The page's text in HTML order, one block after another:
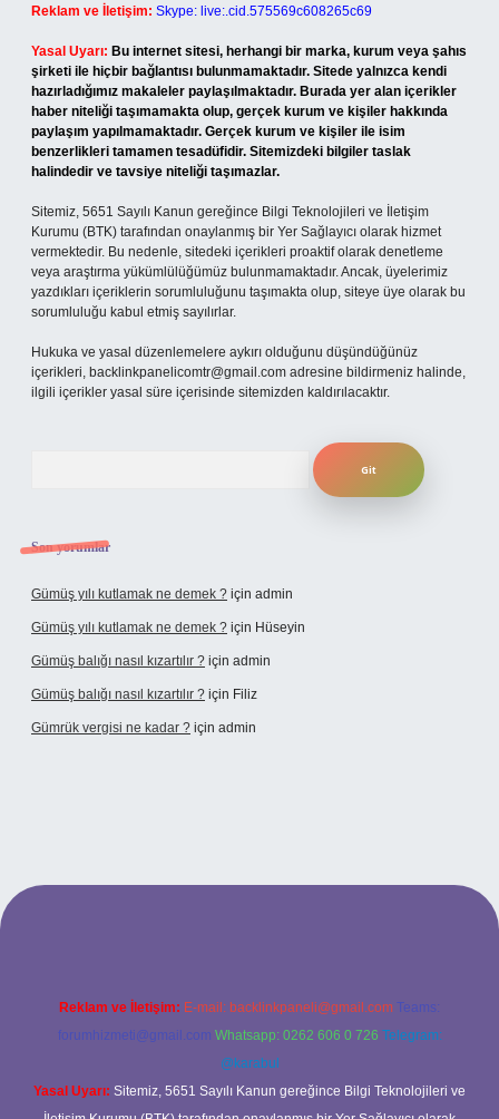
Reklam ve İletişim: Skype: live:.cid.575569c608265c69
Yasal Uyarı: Bu internet sitesi, herhangi bir marka, kurum veya şahıs
şirketi ile hiçbir bağlantısı bulunmamaktadır. Sitede yalnızca kendi
hazırladığımız makaleler paylaşılmaktadır. Burada yer alan içerikler
haber niteliği taşımamakta olup, gerçek kurum ve kişiler hakkında
paylaşım yapılmamaktadır. Gerçek kurum ve kişiler ile isim
benzerlikleri tamamen tesadüfidir. Sitemizdeki bilgiler taslak
halindedir ve tavsiye niteliği taşımazlar.
Sitemiz, 5651 Sayılı Kanun gereğince Bilgi Teknolojileri ve İletişim
Kurumu (BTK) tarafından onaylanmış bir Yer Sağlayıcı olarak hizmet
vermektedir. Bu nedenle, sitedeki içerikleri proaktif olarak denetleme
veya araştırma yükümlülüğümüz bulunmamaktadır. Ancak, üyelerimiz
yazdıkları içeriklerin sorumluluğunu taşımakta olup, siteye üye olarak bu
sorumluluğu kabul etmiş sayılırlar.
Hukuka ve yasal düzenlemelere aykırı olduğunu düşündüğünüz
içerikleri, backlinkpanelicomtr@gmail.com adresine bildirmeniz halinde,
ilgili içerikler yasal süre içerisinde sitemizden kaldırılacaktır.
Son yorumlar
Gümüş yılı kutlamak ne demek ? için admin
Gümüş yılı kutlamak ne demek ? için Hüseyin
Gümüş balığı nasıl kızartılır ? için admin
Gümüş balığı nasıl kızartılır ? için Filiz
Gümrük vergisi ne kadar ? için admin
giriş adresi
Reklam ve İletişim: E-mail: backlinkpaneli@gmail.com Teams:
forumhizmeti@gmail.com Whatsapp: 0262 606 0 726 Telegram:
@karabul
Yasal Uyarı: Sitemiz, 5651 Sayılı Kanun gereğince Bilgi Teknolojileri ve